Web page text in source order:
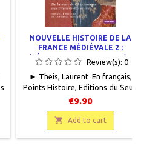
NOUVELLE HISTOIRE DE LA
FRANCE MÉDIÉVALE 2 :
L'HÉRITAGE DES CHARLES (DE
LA MORT DE CHARLEMAGNE
AUX ENVIRONS DE L'AN MIL)
Review(s): 0
► Theis, Laurent En français,
Points Histoire, Editions du Seuil,
2016, 11 x 18, 280 pages, broché.
Neuf. 9782757859919
€9.90
 Add to cart